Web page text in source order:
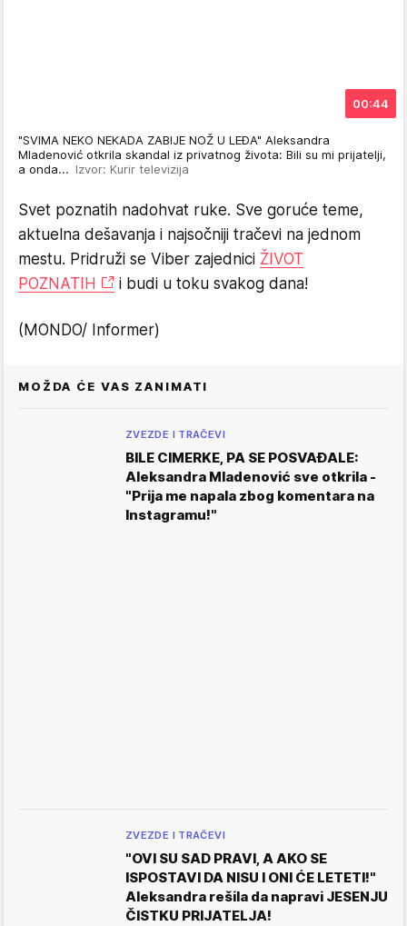
00:44
"SVIMA NEKO NEKADA ZABIJE NOŽ U LEĐA" Aleksandra
Mladenović otkrila skandal iz privatnog života: Bili su mi prijatelji,
a onda... Izvor: Kurir televizija
Svet poznatih nadohvat ruke. Sve goruće teme,
aktuelna dešavanja i najsočniji tračevi na jednom
mestu. Pridruži se Viber zajednici ŽIVOT
POZNATIH
i budi u toku svakog dana!
(MONDO/ Informer)
MOŽDA ĆE VAS ZANIMATI
ZVEZDE I TRAČEVI
BILE CIMERKE, PA SE POSVAĐALE:
Aleksandra Mladenović sve otkrila -
"Prija me napala zbog komentara na
Instagramu!"
ZVEZDE I TRAČEVI
"OVI SU SAD PRAVI, A AKO SE
ISPOSTAVI DA NISU I ONI ĆE LETETI!"
Aleksandra rešila da napravi JESENJU
ČISTKU PRIJATELJA!